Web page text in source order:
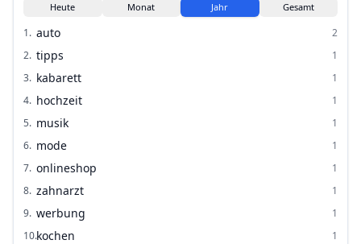
Heute Monat Jahr Gesamt
1. auto
2
2. tipps
1
3. kabarett
1
4. hochzeit
1
5. musik
1
6. mode
1
7. onlineshop
1
8. zahnarzt
1
9. werbung
1
10.kochen
1